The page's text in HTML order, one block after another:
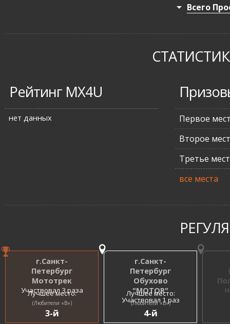
Всего
Рейтинг MX4U
нет данных
Первое
Второе
Третье
все места
г.Санкт-
Петербург
Мототрек
Участвовал 3 раза
Лучшее место:
(Любители «B»)
3-й
г.Санкт-
Петербург
Обухово
"MOTOR"
Участвовал 1 раз
Лучшее место:
(Любители «B»)
4-й